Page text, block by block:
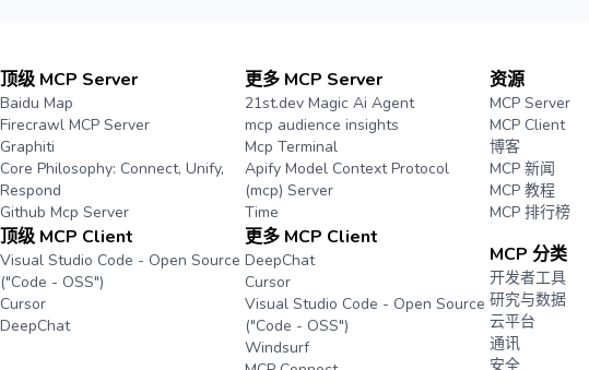
顶级 MCP Server
Baidu Map
Firecrawl MCP Server
Graphiti
Core Philosophy: Connect, Unify,
Respond
Github Mcp Server
顶级 MCP Client
Visual Studio Code - Open Source
("Code - OSS")
Cursor
DeepChat
更多 MCP Server
21st.dev Magic Ai Agent
mcp audience insights
Mcp Terminal
Apify Model Context Protocol
(mcp) Server
Time
更多 MCP Client
DeepChat
Cursor
Visual Studio Code - Open Source
("Code - OSS")
Windsurf
资源
MCP Server
MCP Client
博客
MCP 新闻
MCP 教程
MCP 排行榜
MCP 分类
开发者工具
研究与数据
云平台
通讯
安全